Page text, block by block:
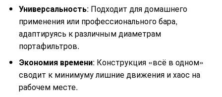
Универсальность: Подходит для домашнего
применения или профессионального бара,
адаптируясь к различным диаметрам
портaфильтров.
Экономия времени: Конструкция «всё в одном»
сводит к минимуму лишние движения и хаос на
рабочем месте.